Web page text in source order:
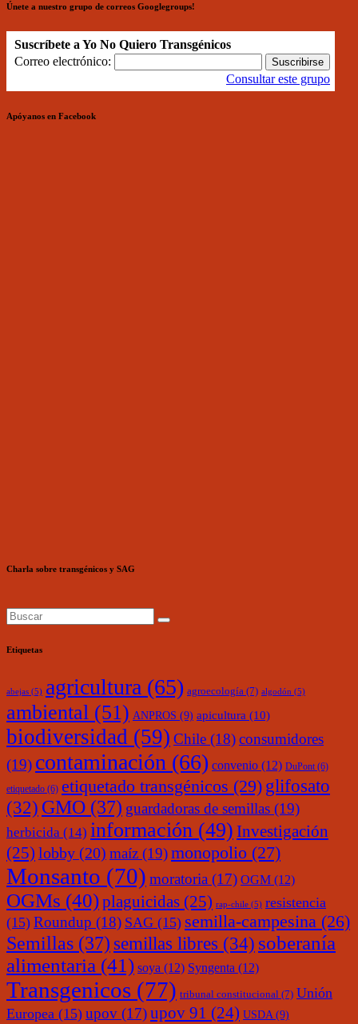
Únete a nuestro grupo de correos Googlegroups!
Suscríbete a Yo No Quiero Transgénicos
Correo electrónico:
Consultar este grupo
Apóyanos en Facebook
Charla sobre transgénicos y SAG
Etiquetas
abejas (5) agricultura (65) agroecología (7) algodón (5)
ambiental (51) ANPROS (9) apicultura (10)
biodiversidad (59) Chile (18)consumidores
(19) contaminación (66) convenio (12) DuPont (6)
etiquetado (6) etiquetado transgénicos (29) glifosato
(32) GMO (37) guardadoras de semillas (19)
herbicida (14) información (49) Investigación
(25) lobby (20) maíz (19)monopolio (27)
Monsanto (70) moratoria (17) OGM (12)
OGMs (40)plaguicidas (25) rap-chile (5) resistencia
(15) Roundup (18) SAG (15) semilla-campesina (26)
Semillas (37) semillas libres (34) soberanía
alimentaria (41) soya (12) Syngenta (12)
Transgenicos (77) tribunal constitucional (7) Unión
Europea (15) upov (17)upov 91 (24) USDA (9)